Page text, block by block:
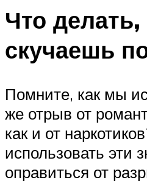
Что
скучаешь
Помните, как мы
же отрыв от
как и от
использовать эти
оправиться от